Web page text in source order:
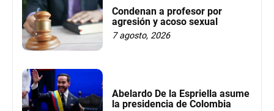
Condenan a profesor por
agresión y acoso sexual
7 agosto, 2026
Abelardo De la Espriella asume
la presidencia de Colombia